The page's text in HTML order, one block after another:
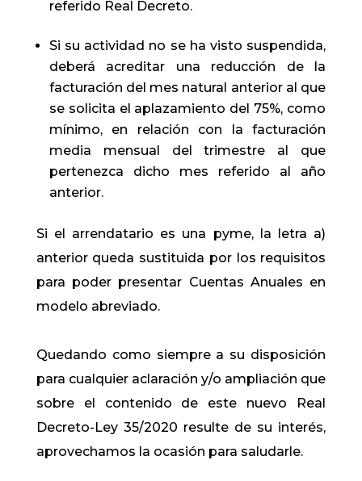
referido Real Decreto.
Si su actividad no se ha visto suspendida,
deberá acreditar una reducción de la
facturación del mes natural anterior al que
se solicita el aplazamiento del 75%, como
mínimo, en relación con la facturación
media mensual del trimestre al que
pertenezca dicho mes referido al año
anterior.
Si el arrendatario es una pyme, la letra a)
anterior queda sustituida por los requisitos
para poder presentar Cuentas Anuales en
modelo abreviado.
Quedando como siempre a su disposición
para cualquier aclaración y/o ampliación que
sobre el contenido de este nuevo Real
Decreto-Ley 35/2020 resulte de su interés,
aprovechamos la ocasión para saludarle.